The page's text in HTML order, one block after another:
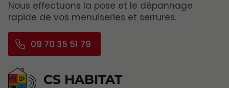
CS HABITAT
Nous effectuons la pose et le dépannage
rapide de vos menuiseries et serrures.
09 70 35 51 79